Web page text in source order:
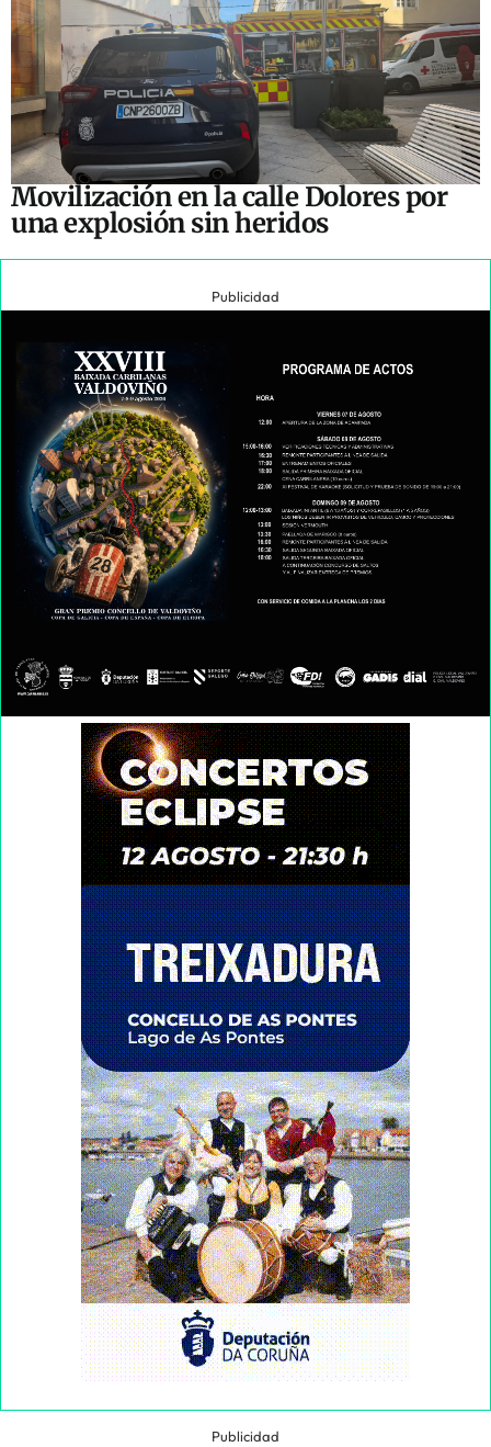
Movilización en la calle Dolores por
una explosión sin heridos
Publicidad
Publicidad